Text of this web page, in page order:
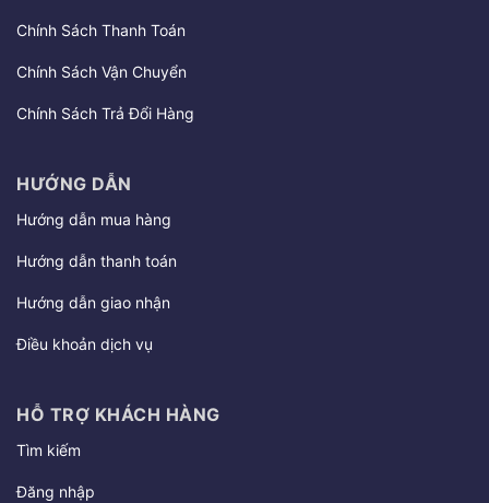
Chính Sách Thanh Toán
Chính Sách Vận Chuyển
Chính Sách Trả Đổi Hàng
HƯỚNG DẪN
Hướng dẫn mua hàng
Hướng dẫn thanh toán
Hướng dẫn giao nhận
Điều khoản dịch vụ
HỖ TRỢ KHÁCH HÀNG
Tìm kiếm
Đăng nhập